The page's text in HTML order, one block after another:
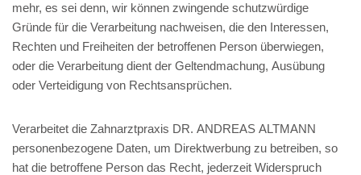
mehr, es sei denn, wir können zwingende schutzwürdige
Gründe für die Verarbeitung nachweisen, die den Interessen,
Rechten und Freiheiten der betroffenen Person überwiegen,
oder die Verarbeitung dient der Geltendmachung, Ausübung
oder Verteidigung von Rechtsansprüchen.
Verarbeitet die Zahnarztpraxis DR. ANDREAS ALTMANN
personenbezogene Daten, um Direktwerbung zu betreiben, so
hat die betroffene Person das Recht, jederzeit Widerspruch